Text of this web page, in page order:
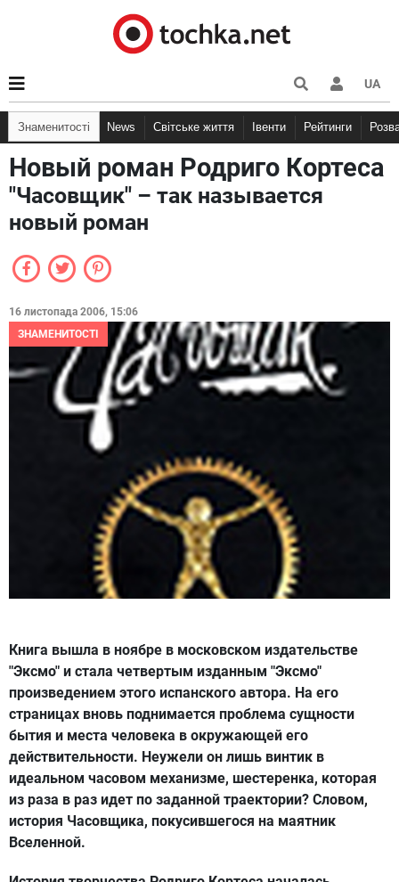
UA
Знаменитості News Світське життя Івенти Рейтинги
Новый роман Родриго Кортеса
"Часовщик" – так называется
новый роман
16 листопада 2006, 15:06
ЗНАМЕНИТОСТІ
Книга вышла в ноябре в московском издательстве
"Эксмо" и стала четвертым изданным "Эксмо"
произведением этого испанского автора. На его
страницах вновь поднимается проблема сущности
бытия и места человека в окружающей его
действительности. Неужели он лишь винтик в
идеальном часовом механизме, шестеренка, которая
из раза в раз идет по заданной траектории? Словом,
история Часовщика, покусившегося на маятник
Вселенной.